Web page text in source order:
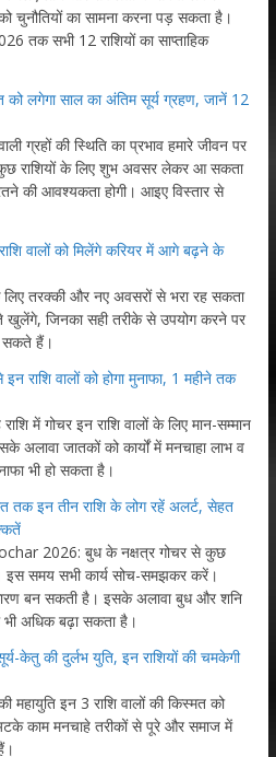
चुनौतियों का सामना करना पड़ सकता है।
तक सभी 12 राशियों का साप्ताहिक
लगेगा साल का अंतिम सूर्य ग्रहण, जानें 12
ग्रहों की स्थिति का प्रभाव हमारे जीवन पर
राशियों के लिए शुभ अवसर लेकर आ सकता
की आवश्यकता होगी। आइए विस्तार से
वालों को मिलेंगे करियर में आगे बढ़ने के
तरक्की और नए अवसरों से भरा रह सकता
जिनका सही तरीके से उपयोग करने पर
सकते हैं।
राशि वालों को होगा मुनाफा, 1 महीने तक
में गोचर इन राशि वालों के लिए मान-सम्मान
अलावा जातकों को कार्यों में मनचाहा लाभ व
भी हो सकता है।
इन तीन राशि के लोग रहें अलर्ट, सेहत
2026: बुध के नक्षत्र गोचर से कुछ
इस समय सभी कार्य सोच-समझकर करें।
बन सकती है। इसके अलावा बुध और शनि
अधिक बढ़ा सकता है।
केतु की दुर्लभ युति, इन राशियों की चमकेगी
इन 3 राशि वालों की किस्मत को
काम मनचाहे तरीकों से पूरे और समाज में